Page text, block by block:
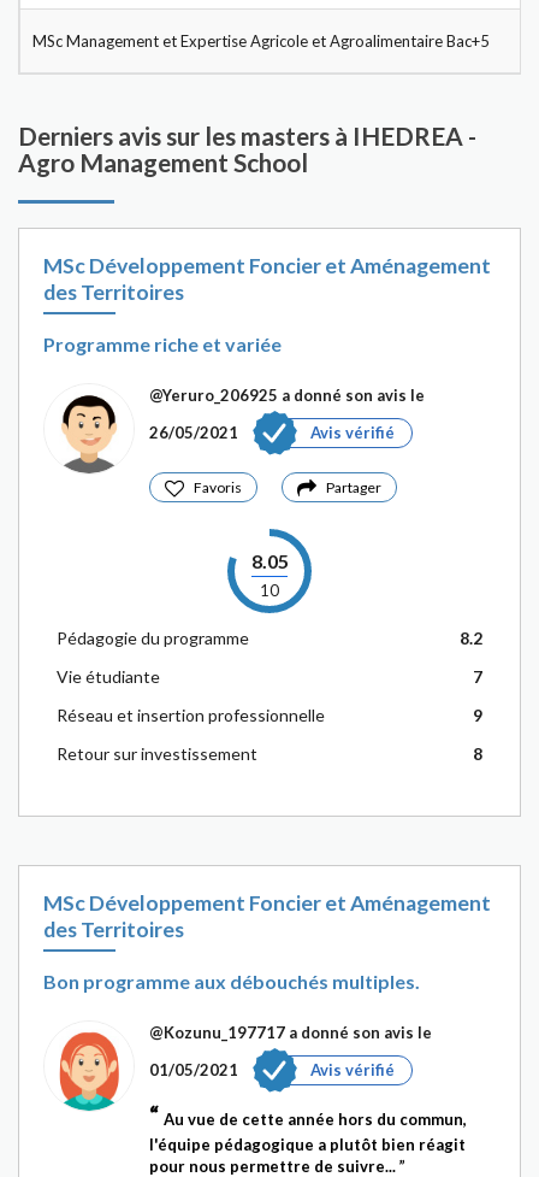
MSc Management et Expertise Agricole et Agroalimentaire Bac+5
Derniers avis sur les masters à IHEDREA -
Agro Management School
MSc Développement Foncier et Aménagement
des Territoires
Programme riche et variée
@Yeruro_206925 a donné son avis le
26/05/2021
Avis vérifié
Favoris Partager
8.05
10
Pédagogie du programme
8.2
Vie étudiante
7
Réseau et insertion professionnelle
9
Retour sur investissement
8
MSc Développement Foncier et Aménagement
des Territoires
Bon programme aux débouchés multiples.
@Kozunu_197717 a donné son avis le
01/05/2021
Avis vérifié
Au vue de cette année hors du commun,
l'équipe pédagogique a plutôt bien réagit
pour nous permettre de suivre...